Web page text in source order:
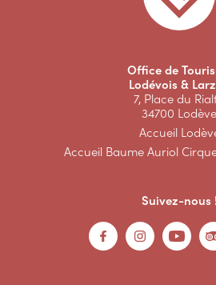
Office de
Lodévois &
7, Place du
34700 Lodève
Accueil
Accueil Baume Auriol
Suivez-nous !